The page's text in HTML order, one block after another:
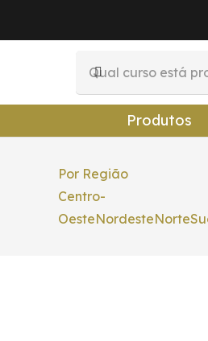
Produtos
Por Região
Centro-
OesteNordesteNorte